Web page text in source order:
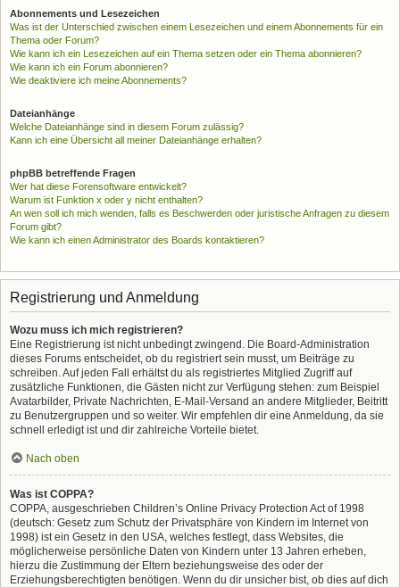
Abonnements und Lesezeichen
Was ist der Unterschied zwischen einem Lesezeichen und einem Abonnements für ein
Thema oder Forum?
Wie kann ich ein Lesezeichen auf ein Thema setzen oder ein Thema abonnieren?
Wie kann ich ein Forum abonnieren?
Wie deaktiviere ich meine Abonnements?
Dateianhänge
Welche Dateianhänge sind in diesem Forum zulässig?
Kann ich eine Übersicht all meiner Dateianhänge erhalten?
phpBB betreffende Fragen
Wer hat diese Forensoftware entwickelt?
Warum ist Funktion x oder y nicht enthalten?
An wen soll ich mich wenden, falls es Beschwerden oder juristische Anfragen zu diesem
Forum gibt?
Wie kann ich einen Administrator des Boards kontaktieren?
Registrierung und Anmeldung
Wozu muss ich mich registrieren?
Eine Registrierung ist nicht unbedingt zwingend. Die Board-Administration
dieses Forums entscheidet, ob du registriert sein musst, um Beiträge zu
schreiben. Auf jeden Fall erhältst du als registriertes Mitglied Zugriff auf
zusätzliche Funktionen, die Gästen nicht zur Verfügung stehen: zum Beispiel
Avatarbilder, Private Nachrichten, E-Mail-Versand an andere Mitglieder, Beitritt
zu Benutzergruppen und so weiter. Wir empfehlen dir eine Anmeldung, da sie
schnell erledigt ist und dir zahlreiche Vorteile bietet.
Nach oben
Was ist COPPA?
COPPA, ausgeschrieben Children’s Online Privacy Protection Act of 1998
(deutsch: Gesetz zum Schutz der Privatsphäre von Kindern im Internet von
1998) ist ein Gesetz in den USA, welches festlegt, dass Websites, die
möglicherweise persönliche Daten von Kindern unter 13 Jahren erheben,
hierzu die Zustimmung der Eltern beziehungsweise des oder der
Erziehungsberechtigten benötigen. Wenn du dir unsicher bist, ob dies auf dich